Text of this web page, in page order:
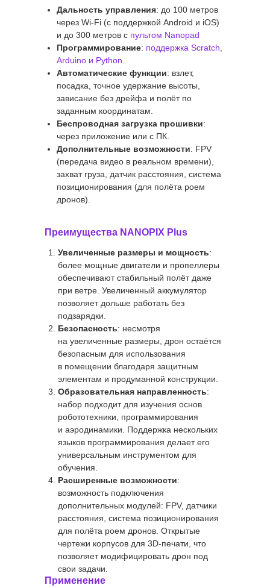
Преимущества NANOPIX Plus
Применение
Дальность управления: до 100 метров
через Wi-Fi (с поддержкой Android и iOS)
и до 300 метров с пультом Nanopad
Программирование: поддержка Scratch,
Arduino и Python.
Автоматические функции: взлет,
посадка, точное удержание высоты,
зависание без дрейфа и полёт по
заданным координатам.
Беспроводная загрузка прошивки:
через приложение или с ПК.
Дополнительные возможности: FPV
(передача видео в реальном времени),
захват груза, датчик расстояния, система
позиционирования (для полёта роем
дронов).
Увеличенные размеры и мощность:
более мощные двигатели и пропеллеры
обеспечивают стабильный полёт даже
при ветре. Увеличенный аккумулятор
позволяет дольше работать без
подзарядки.
Безопасность: несмотря
на увеличенные размеры, дрон остаётся
безопасным для использования
в помещении благодаря защитным
элементам и продуманной конструкции.
Образовательная направленность:
набор подходит для изучения основ
робототехники, программирования
и аэродинамики. Поддержка нескольких
языков программирования делает его
универсальным инструментом для
обучения.
Расширенные возможности:
возможность подключения
дополнительных модулей: FPV, датчики
расстояния, система позиционирования
для полёта роем дронов. Открытые
чертежи корпусов для 3D-печати, что
позволяет модифицировать дрон под
свои задачи.